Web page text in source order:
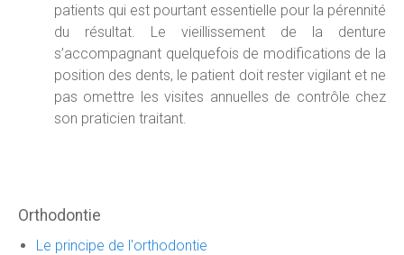
patients qui est pourtant essentielle pour la pérennité
du résultat. Le vieillissement de la denture
s’accompagnant quelquefois de modifications de la
position des dents, le patient doit rester vigilant et ne
pas omettre les visites annuelles de contrôle chez
son praticien traitant.
Orthodontie
Le principe de l'orthodontie